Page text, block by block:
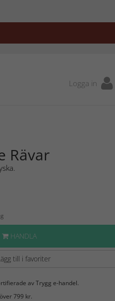
Logga in
Rävar
HANDLA
till i favoriter
av Trygg e-handel.
799 kr.